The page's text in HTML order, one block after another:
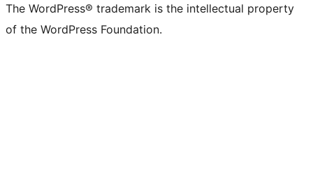
The WordPress® trademark is the intellectual property
of the WordPress Foundation.